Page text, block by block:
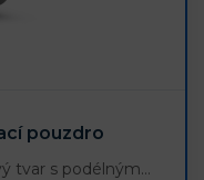
pouzdro
tvar s podélným…